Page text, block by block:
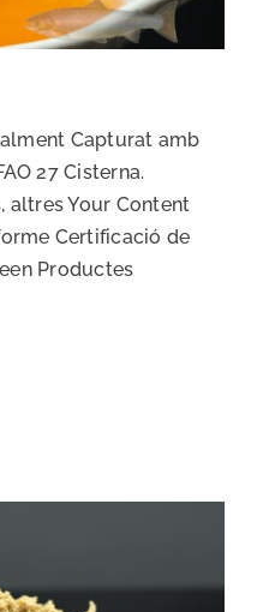
Capturat amb
27 Cisterna.
altres Your Content
Certificació de
Productes